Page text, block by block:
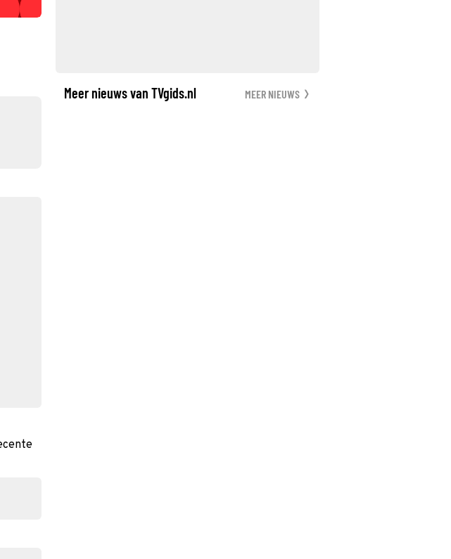
Meer nieuws van TVgids.nl MEER NIEUWS